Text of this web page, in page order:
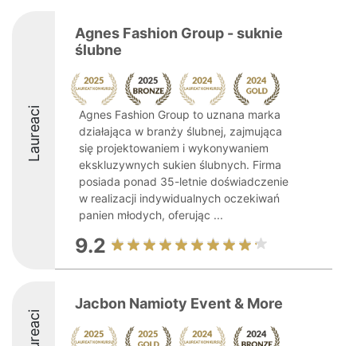
Laureaci
Agnes Fashion Group - suknie
ślubne
Agnes Fashion Group to uznana marka
działająca w branży ślubnej, zajmująca
się projektowaniem i wykonywaniem
ekskluzywnych sukien ślubnych. Firma
posiada ponad 35-letnie doświadczenie
w realizacji indywidualnych oczekiwań
panien młodych, oferując ...
9.2
Jacbon Namioty Event & More